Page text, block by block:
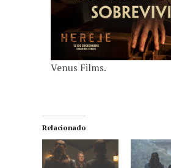
Venus Films.
Relacionado